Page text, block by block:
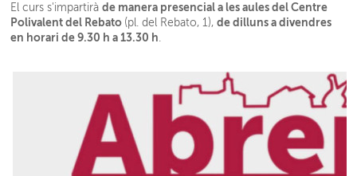
El curs s'impartiràde manera presencial a les aules del Centre
Polivalent del Rebato (pl. del Rebato, 1),de dilluns a divendres
en horari de 9.30 h a 13.30 h